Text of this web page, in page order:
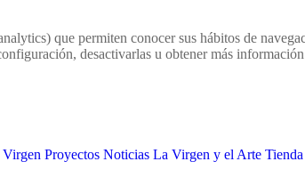
que permiten conocer sus hábitos de
desactivarlas u obtener más
Proyectos Noticias La Virgen y el Arte Tienda